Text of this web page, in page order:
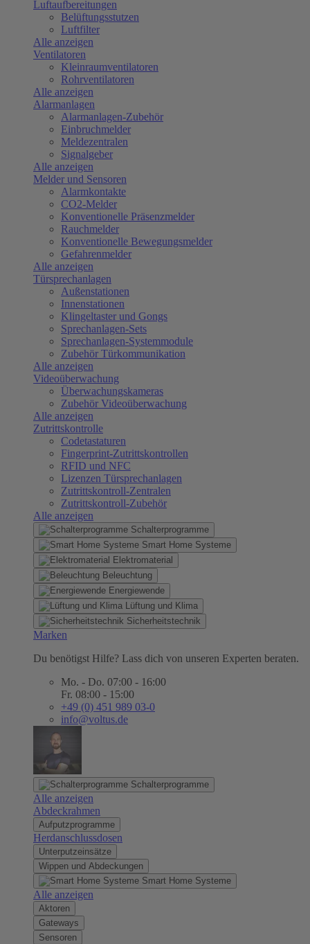
Luftaufbereitungen
Belüftungsstutzen
Luftfilter
Alle anzeigen
Ventilatoren
Kleinraumventilatoren
Rohrventilatoren
Alle anzeigen
Alarmanlagen
Alarmanlagen-Zubehör
Einbruchmelder
Meldezentralen
Signalgeber
Alle anzeigen
Melder und Sensoren
Alarmkontakte
CO2-Melder
Konventionelle Präsenzmelder
Rauchmelder
Konventionelle Bewegungsmelder
Gefahrenmelder
Alle anzeigen
Türsprechanlagen
Außenstationen
Innenstationen
Klingeltaster und Gongs
Sprechanlagen-Sets
Sprechanlagen-Systemmodule
Zubehör Türkommunikation
Alle anzeigen
Videoüberwachung
Überwachungskameras
Zubehör Videoüberwachung
Alle anzeigen
Zutrittskontrolle
Codetastaturen
Fingerprint-Zutrittskontrollen
RFID und NFC
Lizenzen Türsprechanlagen
Zutrittskontroll-Zentralen
Zutrittskontroll-Zubehör
Alle anzeigen
Schalterprogramme
Smart Home Systeme
Elektromaterial
Beleuchtung
Energiewende
Lüftung und Klima
Sicherheitstechnik
Marken
Du benötigst Hilfe? Lass dich von unseren Experten beraten.
Mo. - Do. 07:00 - 16:00
Fr. 08:00 - 15:00
+49 (0) 451 989 03-0
info@voltus.de
Schalterprogramme
Alle anzeigen
Abdeckrahmen
Aufputzprogramme
Herdanschlussdosen
Unterputzeinsätze
Wippen und Abdeckungen
Smart Home Systeme
Alle anzeigen
Aktoren
Gateways
Sensoren